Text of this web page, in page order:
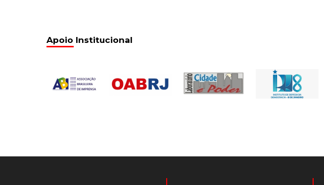
Apoio Institucional